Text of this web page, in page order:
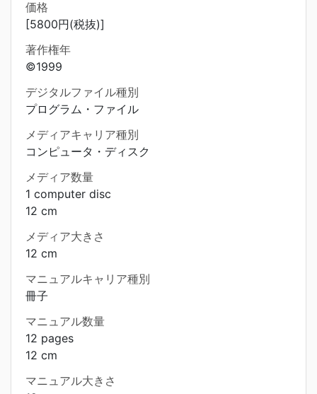
価格
[5800円(税抜)]
著作権年
©1999
デジタルファイル種別
プログラム・ファイル
メディアキャリア種別
コンピュータ・ディスク
メディア数量
1 computer disc
12 cm
メディア大きさ
12 cm
マニュアルキャリア種別
冊子
マニュアル数量
12 pages
12 cm
マニュアル大きさ